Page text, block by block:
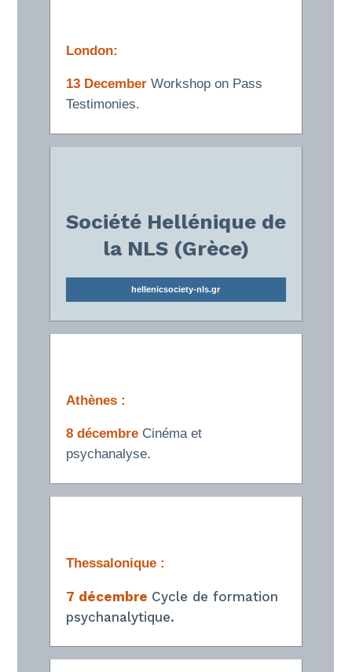
London:
13 December Workshop on Pass
Testimonies.
Société Hellénique de
la NLS (Grèce)
hellenicsociety-nls.gr
Athènes :
8 décembre Cinéma et
psychanalyse.
Thessalonique :
7 décembre Cycle de formation
psychanalytique.